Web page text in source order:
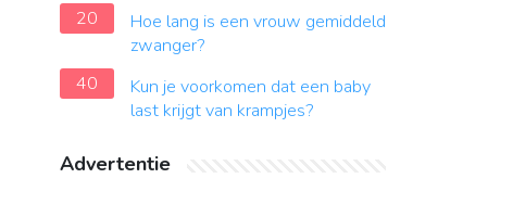
20
Hoe lang is een vrouw gemiddeld
zwanger?
40
Kun je voorkomen dat een baby
last krijgt van krampjes?
Advertentie